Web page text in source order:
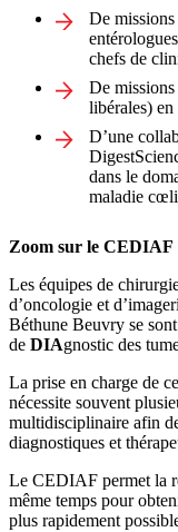
De
chefs de
De
libérales)
D’une
dans le
maladie
Zoom sur le CEDIAF
Les équipes de
d’oncologie et
Béthune Beuvry se
de DIAgnostic des
La prise en charge de
nécessite souvent
multidisciplinaire afin
diagnostiques et
Le CEDIAF permet la
même temps pour
plus rapidement